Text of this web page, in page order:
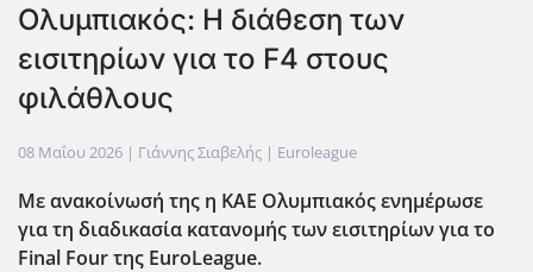
Ολυμπιακός: Η διάθεση των
εισιτηρίων για το F4 στους
φιλάθλους
08 Μαΐου 2026 | Γιάννης Σιαβελής | Euroleague
Με ανακοίνωσή της η ΚΑΕ Ολυμπιακός ενημέρωσε
για τη διαδικασία κατανομής των εισιτηρίων για το
Final Four της EuroLeague.